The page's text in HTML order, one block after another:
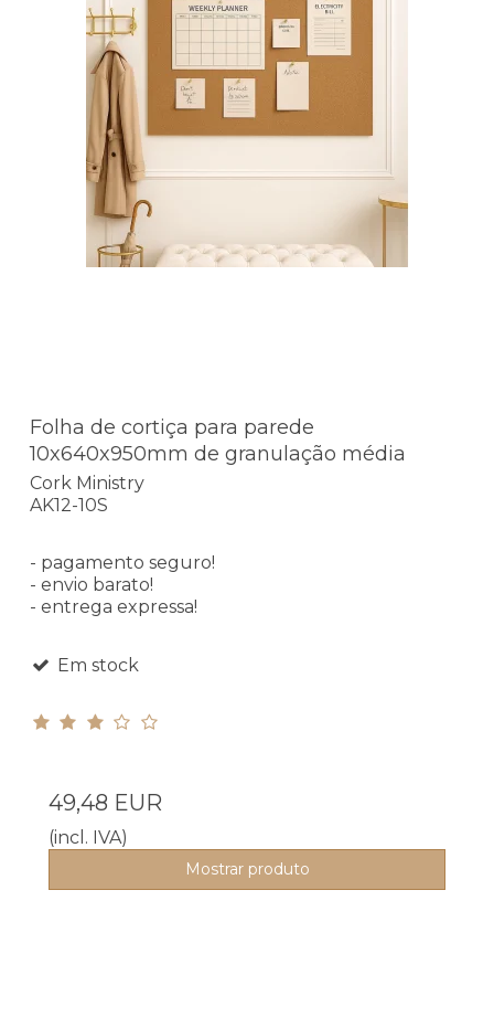
Folha de cortiça para parede
10x640x950mm de granulação média
Cork Ministry
AK12-10S
- pagamento seguro!
- envio barato!
- entrega expressa!
Em stock
49,48 EUR
(incl. IVA)
Mostrar produto